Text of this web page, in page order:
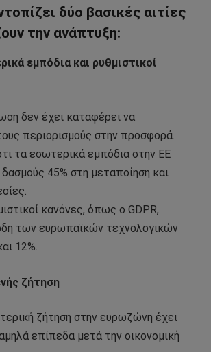
δύο βασικές αιτίες
την ανάπτυξη:
εμπόδια και ρυθμιστικοί
δεν έχει καταφέρει να
περιορισμούς στην προσφορά.
τα εσωτερικά εμπόδια στην ΕΕ
45% στη μεταποίηση και
κανόνες, όπως ο GDPR,
των ευρωπαϊκών τεχνολογικών
12%.
ζήτηση
ζήτηση στην ευρωζώνη έχει
επίπεδα μετά την οικονομική